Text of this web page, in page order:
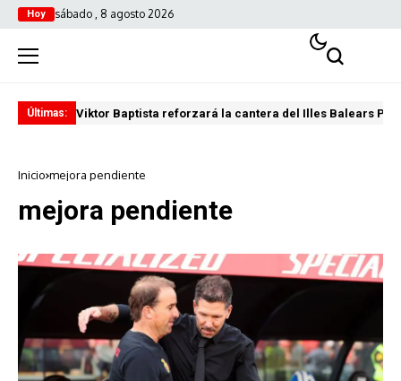
Hoy sábado , 8 agosto 2026
Últimas: Viktor Baptista reforzará la cantera del Illes Balears
Inicio mejora pendiente
mejora pendiente